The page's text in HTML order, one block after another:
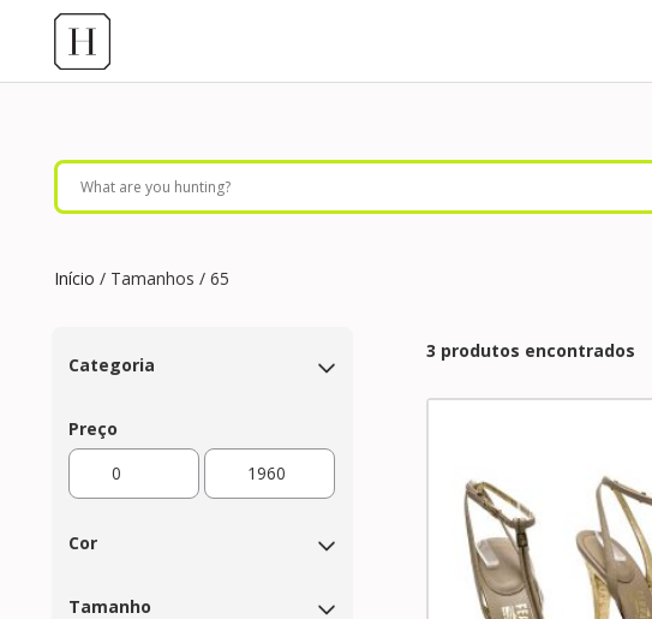
Início / Tamanhos / 65
Categoria
Preço
Cor
Tamanho
3 produtos encontrados